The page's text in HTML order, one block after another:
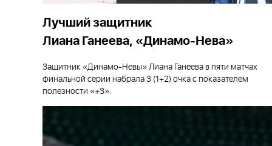
Лучший защитник
Лиана Ганеева, «Динамо-Нева»
Защитник «Динамо-Невы» Лиана Ганеева в пяти матчах
финальной серии набрала 3 (1+2) очка с показателем
полезности «+3».